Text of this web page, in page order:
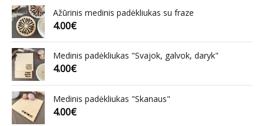
Ažūrinis medinis padėkliukas su fraze
4.00€
Medinis padėkliukas "Svajok, galvok, daryk"
4.00€
Medinis padėkliukas "Skanaus"
4.00€